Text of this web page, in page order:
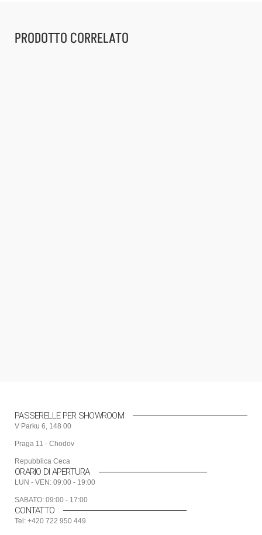
PRODOTTO CORRELATO
PASSERELLE PER SHOWROOM
V Parku 6, 148 00
Praga 11 - Chodov
Repubblica Ceca
ORARIO DI APERTURA
LUN - VEN: 09:00 - 19:00
SABATO: 09:00 - 17:00
CONTATTO
Tel: +420 722 950 449